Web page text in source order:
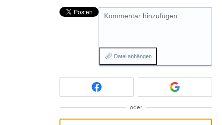
Kommentar hinzufügen…
Datei anhängen
oder